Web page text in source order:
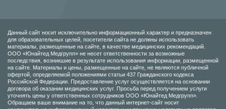
Данный сайт носит исключительно информационный характер и предназначен
для образовательных целей, посетители сайта не должны использовать
материалы, размещенные на сайте, в качестве медицинских рекомендаций.
ООО «Юнайтед Медгрупп» не несет ответственности за возможные
последствия, возникшие в результате использования информации, размещенной
на сайте. Материалы и цены, размещенные на сайте, не являются публичной
офертой, определяемой положениями статьи 437 Гражданского кодекса
Российской Федерации. Предоставление услуг осуществляется на основании
договора об оказании медицинских услуг. Просьба перед получением услуги
уточнять цены у ответственных сотрудников ООО «Юнайтед Медгрупп».
Обращаем ваше внимание на то, что данный интернет-сайт носит